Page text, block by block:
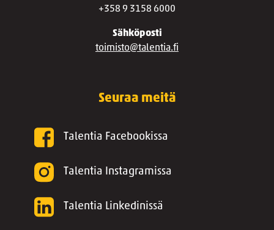
+358 9 3158 6000
Sähköposti
toimisto@talentia.fi
Seuraa meitä
Talentia Facebookissa
Talentia Instagramissa
Talentia Linkedinissä